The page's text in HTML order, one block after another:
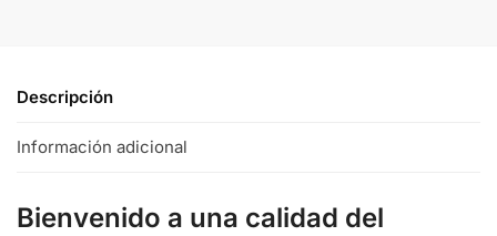
Descripción
Información adicional
Bienvenido a una calidad del